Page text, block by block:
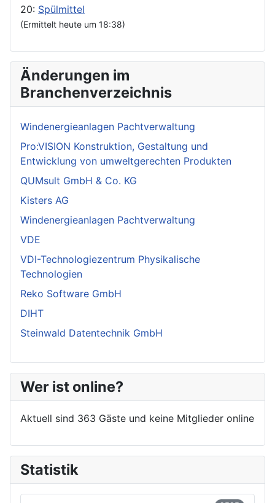
20: Spülmittel
(Ermittelt heute um 18:38)
Änderungen im
Branchenverzeichnis
Windenergieanlagen Pachtverwaltung
Pro:VISION Konstruktion, Gestaltung und
Entwicklung von umweltgerechten Produkten
QUMsult GmbH & Co. KG
Kisters AG
Windenergieanlagen Pachtverwaltung
VDE
VDI-Technologiezentrum Physikalische
Technologien
Reko Software GmbH
DIHT
Steinwald Datentechnik GmbH
Wer ist online?
Aktuell sind 363 Gäste und keine Mitglieder online
Statistik